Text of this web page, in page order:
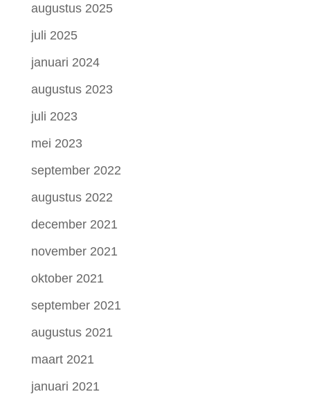
augustus 2025
juli 2025
januari 2024
augustus 2023
juli 2023
mei 2023
september 2022
augustus 2022
december 2021
november 2021
oktober 2021
september 2021
augustus 2021
maart 2021
januari 2021